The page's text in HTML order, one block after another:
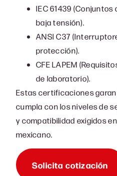
IEC 61439
baja tensión).
ANSI C37
protección).
CFE LAPEM
de laboratorio).
Estas certificaciones
cumpla con los niveles de
y compatibilidad exigidos
mexicano.
Solicita cotización